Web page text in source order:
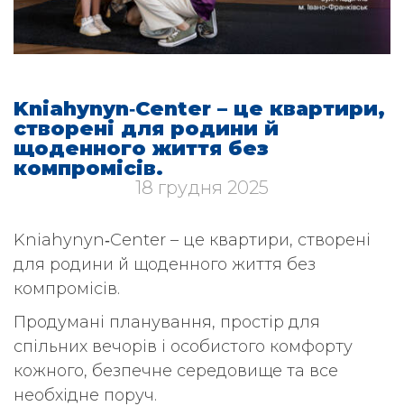
Kniahynyn‑Center – це квартири,
створені для родини й
щоденного життя без
компромісів.
18 грудня 2025
Kniahynyn‑Center – це квартири, створені
для родини й щоденного життя без
компромісів.
Продумані планування, простір для
спільних вечорів і особистого комфорту
кожного, безпечне середовище та все
необхідне поруч.